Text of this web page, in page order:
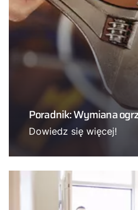
Poradnik: Wymiana
Dowiedz się więcej!